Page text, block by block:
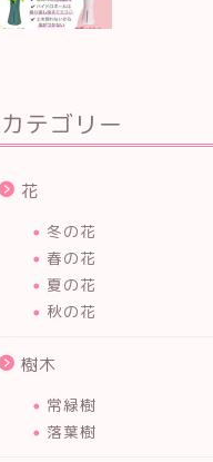
カテゴリー
花
冬の花
春の花
夏の花
秋の花
樹木
常緑樹
落葉樹